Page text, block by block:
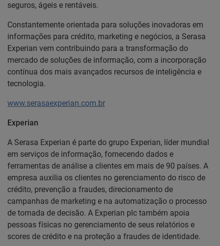
seguros, ágeis e rentáveis.
Constantemente orientada para soluções inovadoras em
informações para crédito, marketing e negócios, a Serasa
Experian vem contribuindo para a transformação do
mercado de soluções de informação, com a incorporação
contínua dos mais avançados recursos de inteligência e
tecnologia.
www.serasaexperian.com.br
Experian
A Serasa Experian é parte do grupo Experian, líder mundial
em serviços de informação, fornecendo dados e
ferramentas de análise a clientes em mais de 90 países. A
empresa auxilia os clientes no gerenciamento do risco de
crédito, prevenção a fraudes, direcionamento de
campanhas de marketing e na automatização o processo
de tomada de decisão. A Experian plc também apoia
pessoas físicas no gerenciamento de seus relatórios e
scores de crédito e na proteção a fraudes de identidade.